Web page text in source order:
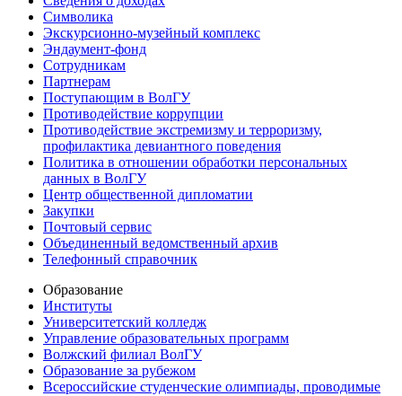
Символика
Экскурсионно-музейный комплекс
Эндаумент-фонд
Сотрудникам
Партнерам
Поступающим в ВолГУ
Противодействие коррупции
Противодействие экстремизму и терроризму,
профилактика девиантного поведения
Политика в отношении обработки персональных
данных в ВолГУ
Центр общественной дипломатии
Закупки
Почтовый сервис
Объединенный ведомственный архив
Телефонный справочник
Образование
Институты
Университетский колледж
Управление образовательных программ
Волжский филиал ВолГУ
Образование за рубежом
Всероссийские студенческие олимпиады, проводимые